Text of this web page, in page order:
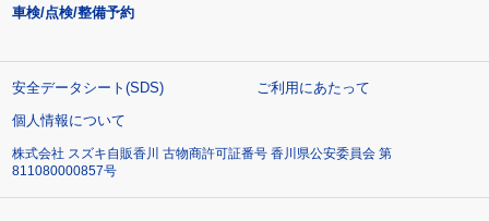
車検/点検/整備予約
安全データシート(SDS)
ご利用にあたって
個人情報について
株式会社 スズキ自販香川 古物商許可証番号 香川県公安委員会 第
811080000857号